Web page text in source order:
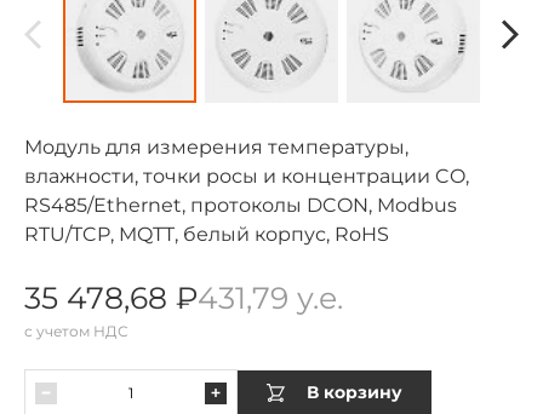
Модуль для измерения температуры,
влажности, точки росы и концентрации CO,
RS485/Ethernet, протоколы DCON, Modbus
RTU/TCP, MQTT, белый корпус, RoHS
35 478,68 ₽431,79 у.е.
с учетом НДС
В корзину